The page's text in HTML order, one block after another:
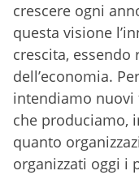
crescere ogni
questa visione
crescita,
dell’economia.
intendiamo
che produciamo,
quanto
organizzati oggi i